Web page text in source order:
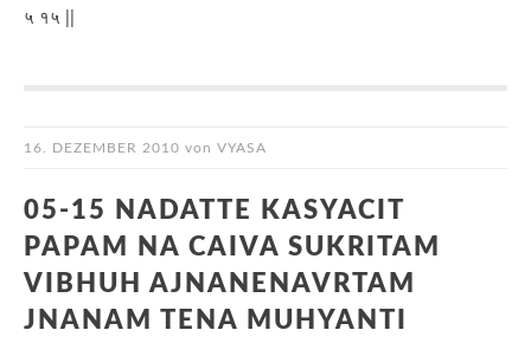
५ १५ ||
16. DEZEMBER 2010 von VYASA
05-15 NADATTE KASYACIT
PAPAM NA CAIVA SUKRITAM
VIBHUH AJNANENAVRTAM
JNANAM TENA MUHYANTI